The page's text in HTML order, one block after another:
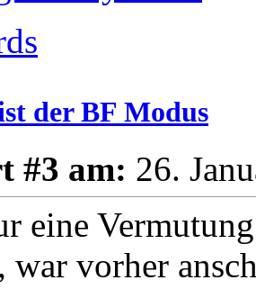
der BF Modus
#3 am: 26.
eine
war vorher